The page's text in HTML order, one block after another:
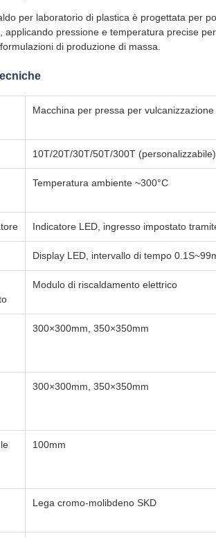
per laboratorio di plastica è progettata per
applicando pressione e temperatura precise
di produzione di massa.
Macchina per pressa per
10T/20T/30T/50T/300T (personalizzabile)
Temperatura ambiente ~300°C
Indicatore LED, ingresso impostato
Display LED, intervallo di tempo
Modulo di riscaldamento elettrico
300×300mm, 350×350mm
300×300mm, 350×350mm
100mm
Lega cromo-molibdeno SKD